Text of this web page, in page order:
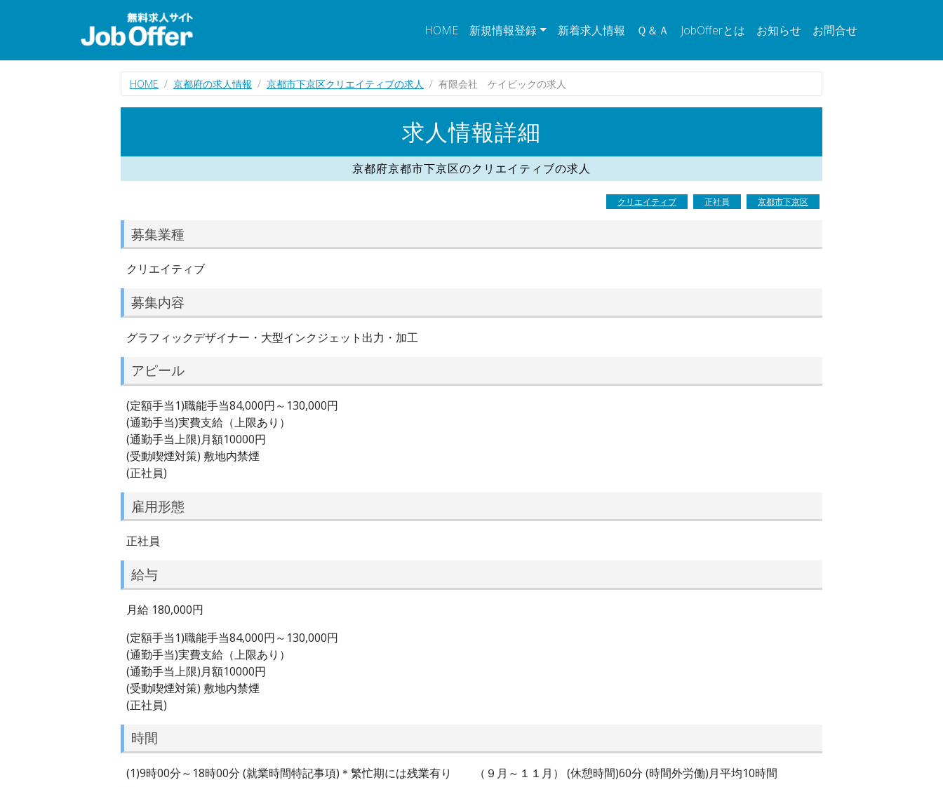
HOME 新規情報登録 新着求人情報 Ｑ＆Ａ JobOfferとは お知らせ お問合せ
HOME 京都府の求人情報 京都市下京区クリエイティブの求人 有限会社 ケイビックの求人
求人情報詳細
京都府京都市下京区のクリエイティブの求人
クリエイティブ 正社員 京都市下京区
募集業種
クリエイティブ
募集内容
グラフィックデザイナー・大型インクジェット出力・加工
アピール
(定額手当1)職能手当84,000円～130,000円
(通勤手当)実費支給（上限あり）
(通勤手当上限)月額10000円
(受動喫煙対策) 敷地内禁煙
(正社員)
雇用形態
正社員
給与
月給 180,000円
(定額手当1)職能手当84,000円～130,000円
(通勤手当)実費支給（上限あり）
(通勤手当上限)月額10000円
(受動喫煙対策) 敷地内禁煙
(正社員)
時間
(1)9時00分～18時00分 (就業時間特記事項)＊繁忙期には残業有り （９月～１１月） (休憩時間)60分 (時間外労働)月平均10時間